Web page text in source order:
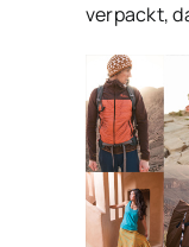
verpackt,